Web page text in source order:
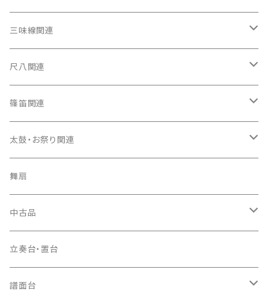
箏（本体）
箏カバー
箏袋
口前袋・尾布
爪・爪輪
爪入
爪駒入
猫足入
三味線関連
三味線（本体）
三味線ケース
長トランク・三ツ折トランク
ソフトケース
雨用カバー
長袋・三ツ組袋・胴袋
胴掛
根緒
糸
尺八関連
尺八（本体）
尺八袋
歌口キャップ
つゆ切り
篠笛関連
篠笛（本体）
お祭り用６穴
お祭り用７穴
篠笛袋
太鼓・お祭り関連
太鼓（本体）
太鼓撥
手拍子（チャンチャン）
当り鉦
舞扇
中古品
箏（本体）
三味線（本体）
立奏台・置台
譜面台